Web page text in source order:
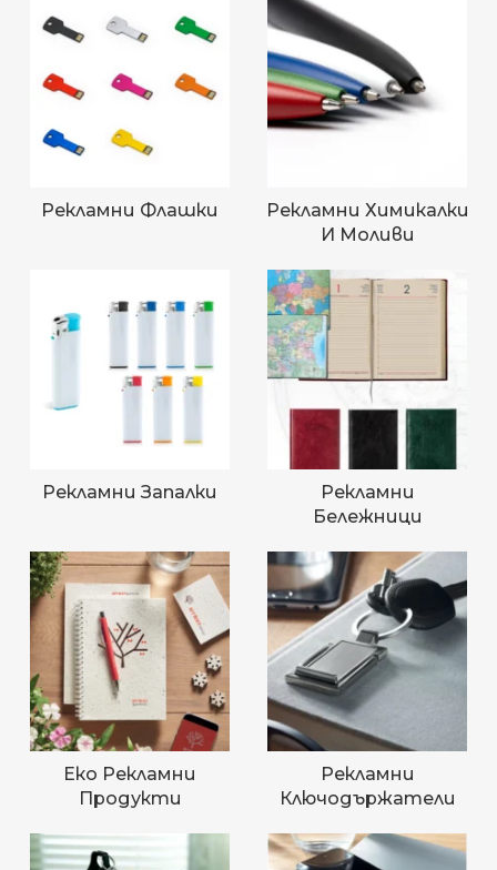
Рекламни Флашки
Рекламни Химикалки
И Моливи
Рекламни Запалки
Рекламни
Бележници
Еко Рекламни
Продукти
Рекламни
Ключодържатели